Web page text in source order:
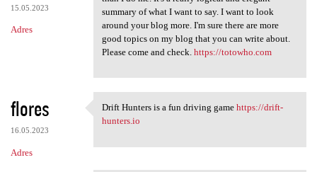
15.05.2023
Adres
summary of what I want to say. I want to look
around your blog more. I'm sure there are more
good topics on my blog that you can write about.
Please come and check. https://totowho.com
flores
16.05.2023
Adres
Drift Hunters is a fun
Drift Hunters is a fun driving game https://drift-
hunters.io